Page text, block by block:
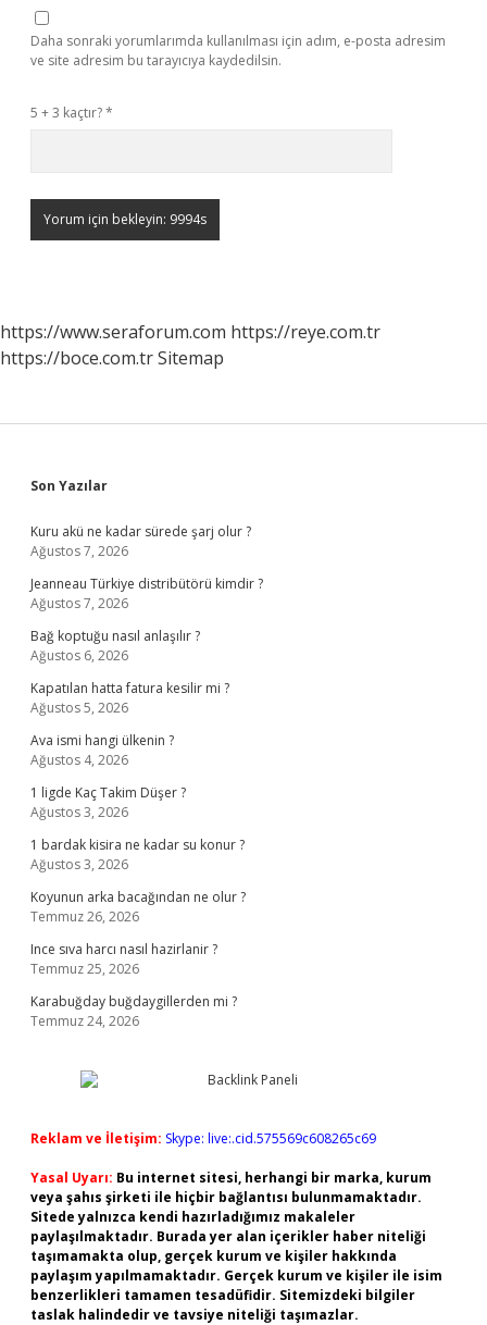
Daha sonraki yorumlarımda kullanılması için adım, e-posta adresim
ve site adresim bu tarayıcıya kaydedilsin.
5 + 3 kaçtır?*
https://www.seraforum.com https://reye.com.tr
https://boce.com.trSitemap
Sidebar
Son Yazılar
Kuru akü ne kadar sürede şarj olur ?
Ağustos 7, 2026
Jeanneau Türkiye distribütörü kimdir ?
Ağustos 7, 2026
Bağ koptuğu nasıl anlaşılır ?
Ağustos 6, 2026
Kapatılan hatta fatura kesilir mi ?
Ağustos 5, 2026
Ava ismi hangi ülkenin ?
Ağustos 4, 2026
1 ligde Kaç Takim Düşer ?
Ağustos 3, 2026
1 bardak kisira ne kadar su konur ?
Ağustos 3, 2026
Koyunun arka bacağından ne olur ?
Temmuz 26, 2026
Ince sıva harcı nasıl hazirlanir ?
Temmuz 25, 2026
Karabuğday buğdaygillerden mi ?
Temmuz 24, 2026
Reklam ve İletişim: Skype: live:.cid.575569c608265c69
Yasal Uyarı: Bu internet sitesi, herhangi bir marka, kurum
veya şahıs şirketi ile hiçbir bağlantısı bulunmamaktadır.
Sitede yalnızca kendi hazırladığımız makaleler
paylaşılmaktadır. Burada yer alan içerikler haber niteliği
taşımamakta olup, gerçek kurum ve kişiler hakkında
paylaşım yapılmamaktadır. Gerçek kurum ve kişiler ile isim
benzerlikleri tamamen tesadüfidir. Sitemizdeki bilgiler
taslak halindedir ve tavsiye niteliği taşımazlar.